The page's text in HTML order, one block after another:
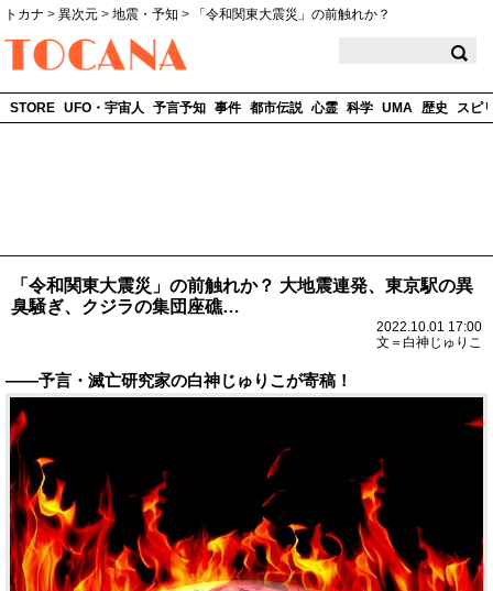
トカナ > 異次元 > 地震・予知 >
「令和関東大震災」の前触れか？
STORE UFO・宇宙人 予言予知 事件 都市伝説 心霊 科学 UMA 歴史 スピ
「令和関東大震災」の前触れか？ 大地震連発、東京駅の異
臭騒ぎ、クジラの集団座礁…
2022.10.01 17:00
文＝白神じゅりこ
――予言・滅亡研究家の白神じゅりこが寄稿！